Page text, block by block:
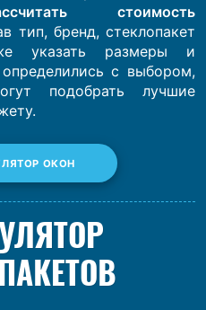
стоимость
тип, бренд, стеклопакет
указать размеры и
с выбором,
подобрать лучшие
ОКОН